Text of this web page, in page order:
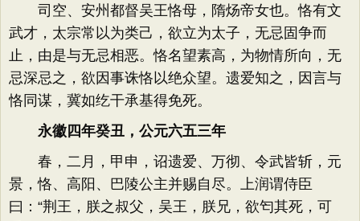
司空、安州都督吴王恪母，隋炀帝女也。恪有文
武才，太宗常以为类己，欲立为太子，无忌固争而
止，由是与无忌相恶。恪名望素高，为物情所向，无
忌深忌之，欲因事诛恪以绝众望。遗爱知之，因言与
恪同谋，冀如纥干承基得免死。
永徽四年癸丑，公元六五三年
春，二月，甲申，诏遗爱、万彻、令武皆斩，元
景，恪、高阳、巴陵公主并赐自尽。上润谓侍臣
曰：“荆王，朕之叔父，吴王，朕兄，欲匄其死，可